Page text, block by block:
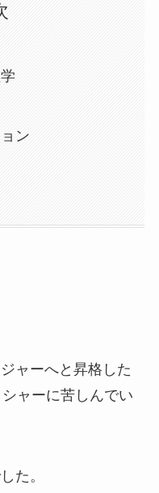
ン
ャーへと昇格した
ャーに苦しんでい
た。